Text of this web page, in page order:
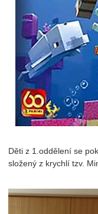
Děti z 1.oddělení se
složený z krychlí tzv.